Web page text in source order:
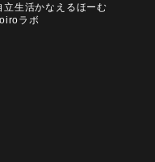
立生活かなえるほーむ
ラボ